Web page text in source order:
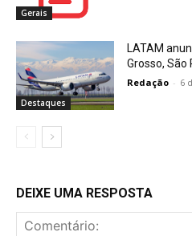
Gerais
Destaques
LATAM
Grosso, São
Redação - 6
DEIXE UMA RESPOSTA